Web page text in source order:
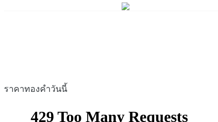
ราคาทองคำวันนี้